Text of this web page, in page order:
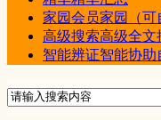
家园会员家园（可
高级搜索高级全文
智能辨证智能协助